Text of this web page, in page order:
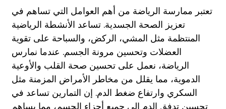
تعتبر ممارسة الرياضة من أهم العوامل التي تساهم في
تعزيز الصحة الجسدية. تساعد الأنشطة الرياضية
المنتظمة مثل المشي، الركض، والسباحة على تقوية
العضلات وتحسين مرونة الجسم. عندما نمارس
الرياضة، نعمل على تحسين صحة القلب والأوعية
الدموية، مما يقلل من مخاطر الأمراض المزمنة مثل
السكري وارتفاع ضغط الدم. إن التمارين تساعد في
تحسين تدفق الدم إلى جميع أجزاء الجسم، مما يساهم